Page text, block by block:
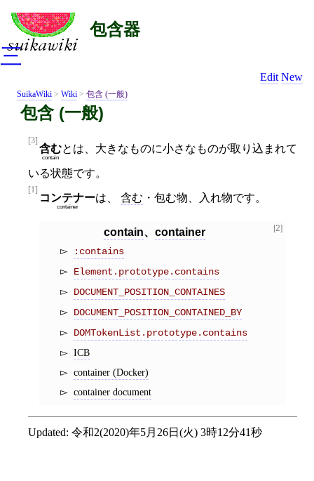
包含器
Edit New
SuikaWiki > Wiki > 包含 (一般)
包含 (一般)
[3]
含む
contain
とは、大きなものに小さなものが取り込まれて
いる状態です。
[1]
コンテナー
container
は、 含む ・包む物、入れ物です。
[2]
contain、 container
:contains
Element.prototype.contains
DOCUMENT_POSITION_CONTAINES
DOCUMENT_POSITION_CONTAINED_BY
DOMTokenList.prototype.contains
ICB
container (Docker)
container document
Updated: 令和2(2020)年5月26日(火) 3時12分41秒
三